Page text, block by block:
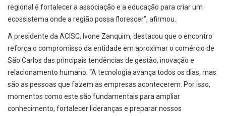
regional é fortalecer a associação e a educação para criar um
ecossistema onde a região possa florescer”, afirmou.
A presidente da ACISC, Ivone Zanquim, destacou que o encontro
reforça o compromisso da entidade em aproximar o comércio de
São Carlos das principais tendências de gestão, inovação e
relacionamento humano. “A tecnologia avança todos os dias, mas
são as pessoas que fazem as empresas acontecerem. Por isso,
momentos como este são fundamentais para ampliar
conhecimento, fortalecer lideranças e preparar nossos